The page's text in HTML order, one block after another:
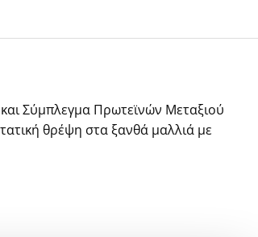
Σύμπλεγμα Πρωτεϊνών Μεταξιού
θρέψη στα ξανθά μαλλιά με